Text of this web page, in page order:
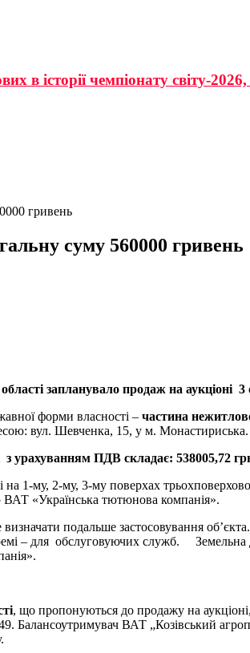
в історії чемпіонату світу-
гривень
суму 560000 гривень
запланувало продаж на аукціоні 3
форми власності – частина
вул. Шевченка, 15, у м. Монастириська.
урахуванням ПДВ складає: 538005,72
на 1-му, 2-му, 3-му поверхах
«Українська тютюнова компанія».
подальше застосовування
– для обслуговуючих служб.
тютюнова
, що пропонуються до продажу на
Балансоутримувач ВАТ „Козівський